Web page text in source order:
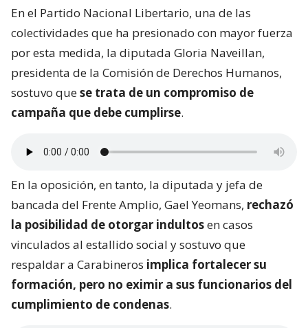
En el Partido Nacional Libertario, una de las
colectividades que ha presionado con mayor fuerza
por esta medida, la diputada Gloria Naveillan,
presidenta de la Comisión de Derechos Humanos,
sostuvo quese trata de un compromiso de
campaña que debe cumplirse.
En la oposición, en tanto, la diputada y jefa de
bancada del Frente Amplio, Gael Yeomans, rechazó
la posibilidad de otorgar indultosen casos
vinculados al estallido social y sostuvo que
respaldar a Carabineros implica fortalecer su
formación, pero no eximir a sus funcionarios del
cumplimiento de condenas.